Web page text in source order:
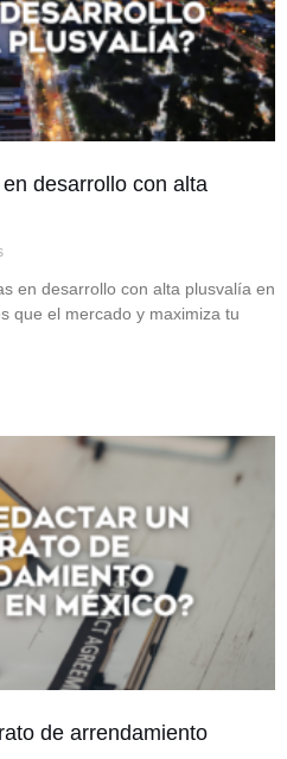
desarrollo con alta
en desarrollo con alta plusvalía en
que el mercado y maximiza tu
de arrendamiento